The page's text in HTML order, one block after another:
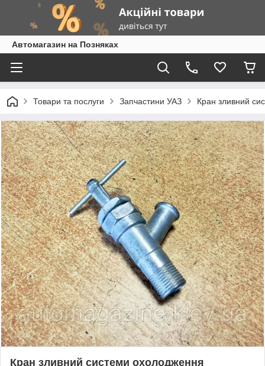
Автомагазин на Позняках
Товари та послуги Запчастини УАЗ Кран зливний
Кран зливний системи охолодження